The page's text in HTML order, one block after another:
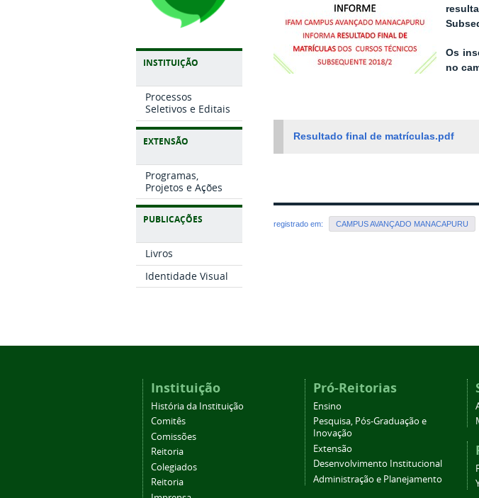
INSTITUIÇÃO
Processos
Seletivos e Editais
EXTENSÃO
Programas,
Projetos e Ações
PUBLICAÇÕES
Livros
Identidade Visual
Os
no
Resultado final de matrículas.pdf
registrado em: CAMPUS AVANÇADO MANACAPURU
Instituição
História da Instituição
Comitês
Comissões
Reitoria
Colegiados
Reitoria
Pró-Reitorias
Ensino
Pesquisa, Pós-Graduação e
Inovação
Extensão
Desenvolvimento Institucional
Administração e Planejamento